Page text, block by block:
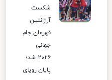
شکست
آرژانتین
قهرمان جام
جهانی
۲۰۲۶ شد؛
پایان رویای